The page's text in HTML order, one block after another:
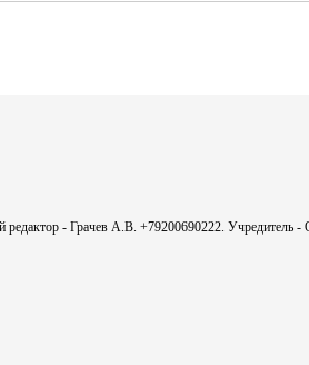
редактор - Грачев А.В. +79200690222. Учредитель